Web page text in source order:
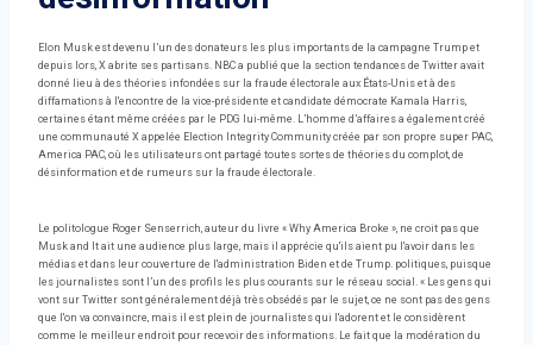
Elon Musk est devenu l’un des donateurs les plus importants de la campagne Trump et
depuis lors, X abrite ses partisans. NBC a publié que la section tendances de Twitter avait
donné lieu à des théories infondées sur la fraude électorale aux États-Unis et à des
diffamations à l'encontre de la vice-présidente et candidate démocrate Kamala Harris,
certaines étant même créées par le PDG lui-même. L’homme d’affaires a également créé
une communauté X appelée Election Integrity Community créée par son propre super PAC,
America PAC, où les utilisateurs ont partagé toutes sortes de théories du complot, de
désinformation et de rumeurs sur la fraude électorale.
Le politologue Roger Senserrich, auteur du livre « Why America Broke », ne croit pas que
Musk and It ait une audience plus large, mais il apprécie qu'ils aient pu l'avoir dans les
médias et dans leur couverture de l'administration Biden et de Trump. politiques, puisque
les journalistes sont l’un des profils les plus courants sur le réseau social. « Les gens qui
vont sur Twitter sont généralement déjà très obsédés par le sujet, ce ne sont pas des gens
que l'on va convaincre, mais il est plein de journalistes qui l'adorent et le considèrent
comme le meilleur endroit pour recevoir des informations. Le fait que la modération du